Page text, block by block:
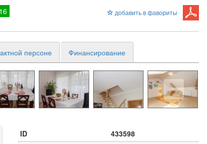
добавить в фавориты
персоне Финансирование
ID
433598